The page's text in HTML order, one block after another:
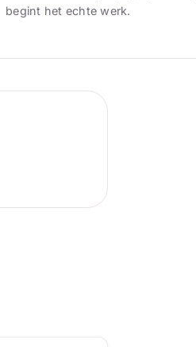
begint het echte werk.